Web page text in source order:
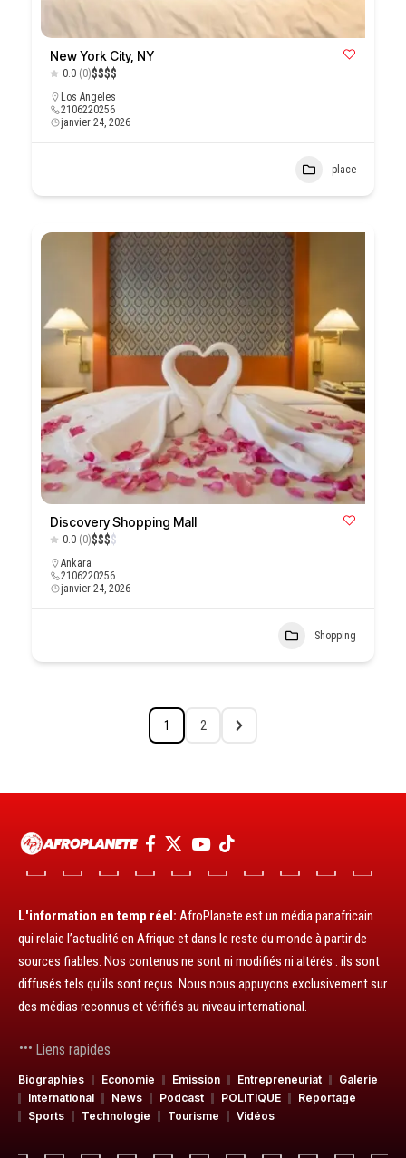
New York City, NY
0.0 (0)$$$$
Los Angeles
2106220256
janvier 24, 2026
place
Discovery Shopping Mall
0.0 (0)$$$$
Ankara
2106220256
janvier 24, 2026
Shopping
1 2
L'information en temp réel: AfroPlanete est un média panafricain
qui relaie l’actualité en Afrique et dans le reste du monde à partir de
sources fiables. Nos contenus ne sont ni modifiés ni altérés : ils sont
diffusés tels qu’ils sont reçus. Nous nous appuyons exclusivement sur
des médias reconnus et vérifiés au niveau international.
Liens rapides
Biographies Economie Emission Entrepreneuriat
Galerie
International
News Podcast POLITIQUE
Reportage
Sports
Technologie Tourisme Vidéos